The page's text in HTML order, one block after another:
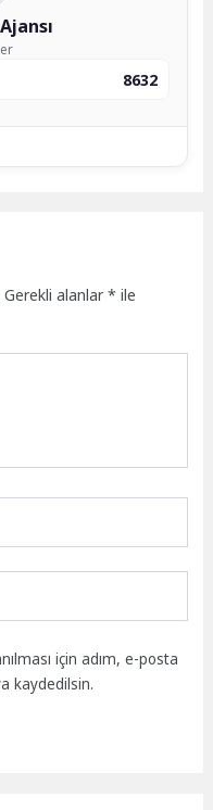
8632
Gerekli alanlar* ile
için adım, e-posta
kaydedilsin.